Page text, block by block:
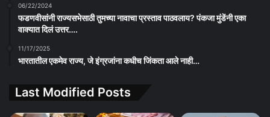
06/22/2024
फडणवीसांनी राज्यसभेसाठी तुमच्या नावाचा प्रस्ताव पाठवलाय? पंकजा मुंडेंनी एका
वाक्यात दिलं उत्तर….
11/17/2025
भारतातील एकमेव राज्य, जे इंग्रजांना कधीच जिंकता आले नाही…
Last Modified Posts